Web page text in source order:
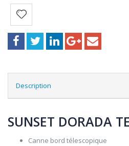
Description
SUNSET DORADA
Canne bord télescopique